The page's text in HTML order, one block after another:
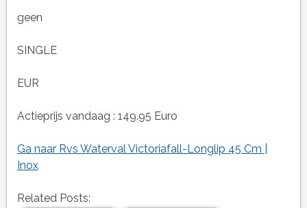
geen
SINGLE
EUR
Actieprijs vandaag : 149.95 Euro
Ga naar Rvs Waterval Victoriafall-Longlip 45 Cm |
Inox
Related Posts: